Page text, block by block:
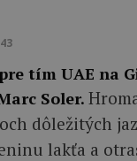
tím UAE na
Soler.
dôležitých
lakťa a